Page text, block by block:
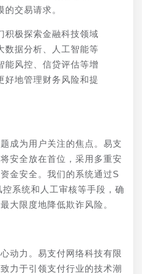
交易请求。
积极探索金融科技领域
数据分析、人工智能等
能风控、信贷评估等增
好地管理财务风险和提
成为用户关注的焦点。易支
安全放在首位，采用多重安
金安全。我们的系统通过S
系统和人工审核等手段，确
大限度地降低欺诈风险。
动力。易支付网络科技有限
力于引领支付行业的技术潮